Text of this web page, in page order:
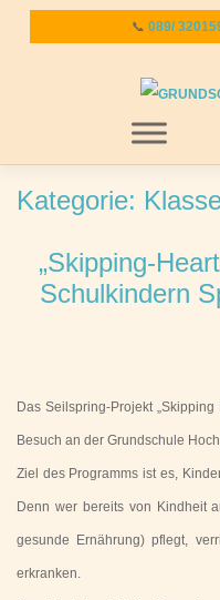
📞 089/
Kategorie:
„Skipping-
Schulkindern
Das Seilspring-Projekt
Besuch an der Grundschule
Ziel des Programms ist es,
Denn wer bereits von Kindheit
gesunde Ernährung) pflegt,
erkranken.